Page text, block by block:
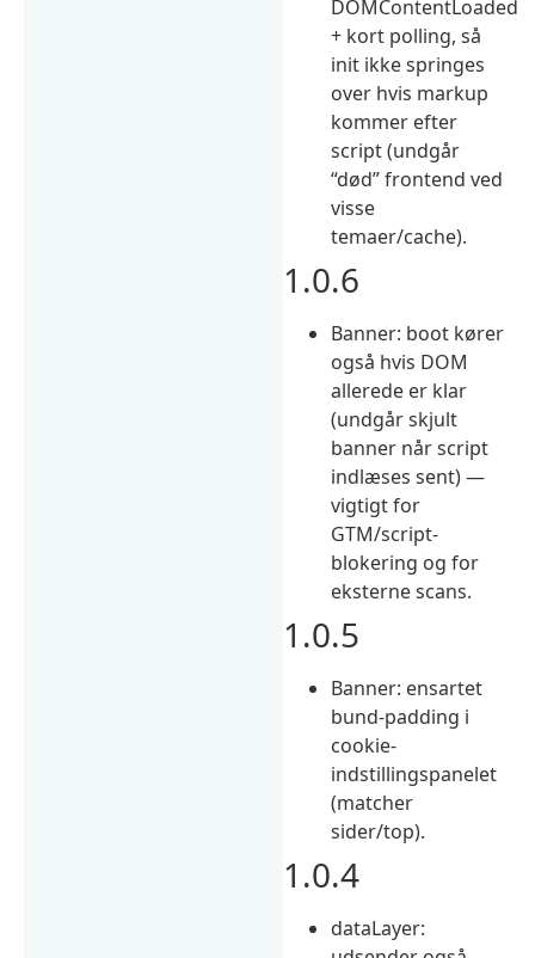
DOMContentLoaded
+ kort polling, så
init ikke springes
over hvis markup
kommer efter
script (undgår
“død” frontend ved
visse
temaer/cache).
1.0.6
Banner: boot kører
også hvis DOM
allerede er klar
(undgår skjult
banner når script
indlæses sent) —
vigtigt for
GTM/script-
blokering og for
eksterne scans.
1.0.5
Banner: ensartet
bund-padding i
cookie-
indstillingspanelet
(matcher
sider/top).
1.0.4
dataLayer: